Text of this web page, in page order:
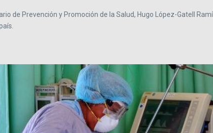
de Prevención y Promoción de la Salud, Hugo López-Gatell